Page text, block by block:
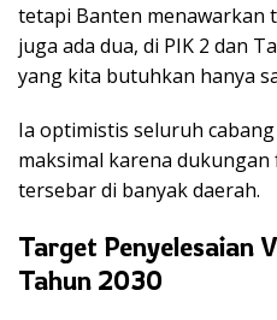
tetapi Banten menawarkan
juga ada dua, di PIK 2 dan
yang kita butuhkan hanya
Ia optimistis seluruh
maksimal karena
tersebar di banyak daerah.
Target Penyelesaian
Tahun 2030